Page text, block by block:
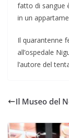
fatto di sangue
in un
Il quarantenne
all’ospedale
l’autore del
Il Museo del